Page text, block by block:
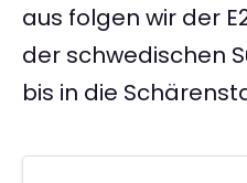
aus folgen wir der
der schwedischen
bis in die